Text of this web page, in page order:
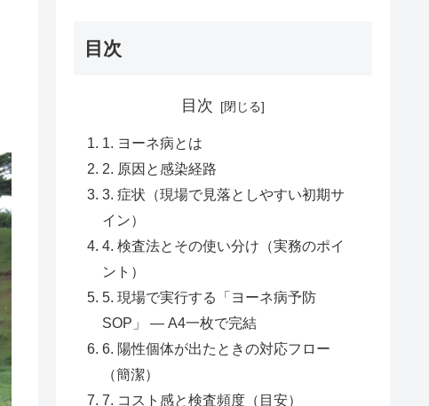
目次
目次
1. ヨーネ病とは
2. 原因と感染経路
3. 症状（現場で見落としやすい初期サ
イン）
4. 検査法とその使い分け（実務のポイ
ント）
5. 現場で実行する「ヨーネ病予防
SOP」 — A4一枚で完結
6. 陽性個体が出たときの対応フロー
（簡潔）
7. コスト感と検査頻度（目安）